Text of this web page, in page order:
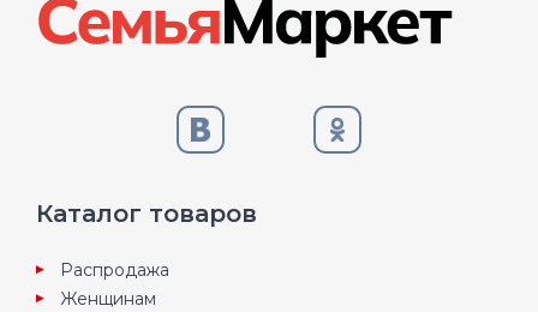
Каталог товаров
Распродажа
Женщинам